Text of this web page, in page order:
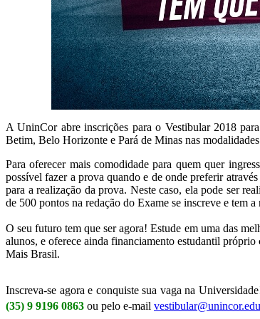
A UninCor abre inscrições para o Vestibular 2018
Betim, Belo Horizonte e Pará de Minas nas
Para oferecer mais comodidade para quem quer
possível fazer a prova quando e de onde preferir
para a realização da prova. Neste caso, ela pode ser
de 500 pontos na redação do Exame se inscreve e tem
O seu futuro tem que ser agora! Estude em uma das
alunos, e oferece ainda financiamento estudantil
Mais Brasil.
Inscreva-se agora e conquiste sua vaga na
(35) 9 9196 0863 ou pelo e-mail